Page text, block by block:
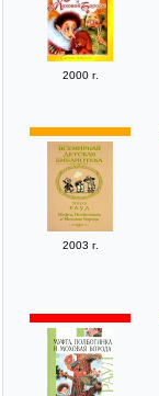
2000 г.
2003 г.